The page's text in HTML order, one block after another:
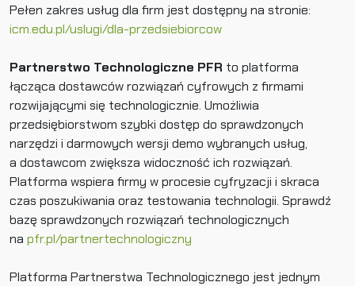
Pełen zakres usług dla firm jest dostępny na stronie:
icm.edu.pl/uslugi/dla-przedsiebiorcow
Partnerstwo Technologiczne PFR to platforma
łącząca dostawców rozwiązań cyfrowych z firmami
rozwijającymi się technologicznie. Umożliwia
przedsiębiorstwom szybki dostęp do sprawdzonych
narzędzi i darmowych wersji demo wybranych usług,
a dostawcom zwiększa widoczność ich rozwiązań.
Platforma wspiera firmy w procesie cyfryzacji i skraca
czas poszukiwania oraz testowania technologii. Sprawdź
bazę sprawdzonych rozwiązań technologicznych
na pfr.pl/partnertechnologiczny
Platforma Partnerstwa Technologicznego jest jednym